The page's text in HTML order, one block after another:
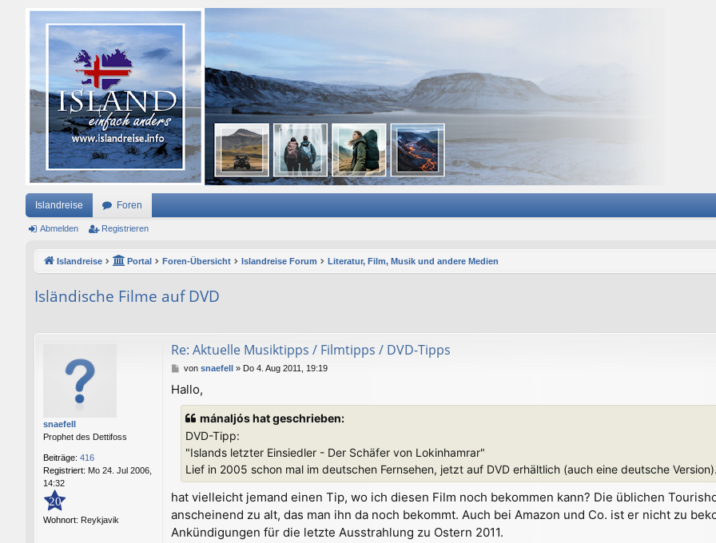
Islandreise Foren
Abmelden Registrieren
Islandreise Portal Foren-Übersicht Islandreise Forum Literatur, Film, Musik und andere Medien
Isländische Filme auf DVD
snaefell
Prophet des Dettifoss
Beiträge: 416
Registriert: Mo 24. Jul 2006,
14:32
20
Wohnort: Reykjavik
Re: Aktuelle Musiktipps / Filmtipps / DVD-Tipps
B
i
t
von snaefell» Do 4. Aug 2011, 19:19
Hallo,
mánaljós hat geschrieben:
DVD-Tipp:
"Islands letzter Einsiedler - Der Schäfer von Lokinhamrar"
Lief in 2005 schon mal im deutschen Fernsehen, jetzt auf DVD erhältlich (auch eine deutsche
hat vielleicht jemand einen Tip, wo ich diesen Film noch bekommen kann? Die üblichen
anscheinend zu alt, das man ihn da noch bekommt. Auch bei Amazon und Co. ist er nicht zu
Ankündigungen für die letzte Ausstrahlung zu Ostern 2011.